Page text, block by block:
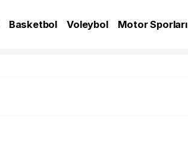
Basketbol Voleybol Motor Sporları